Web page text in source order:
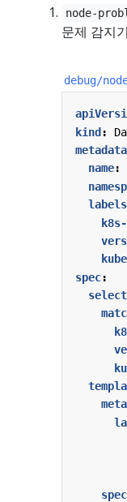
node-
문제 감지
debug/
kind:
metadata
name:
labels
spec:
spec